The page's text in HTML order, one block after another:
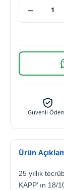
−
Güvenli
Ürün
25 yıllık
KAPP’ ın